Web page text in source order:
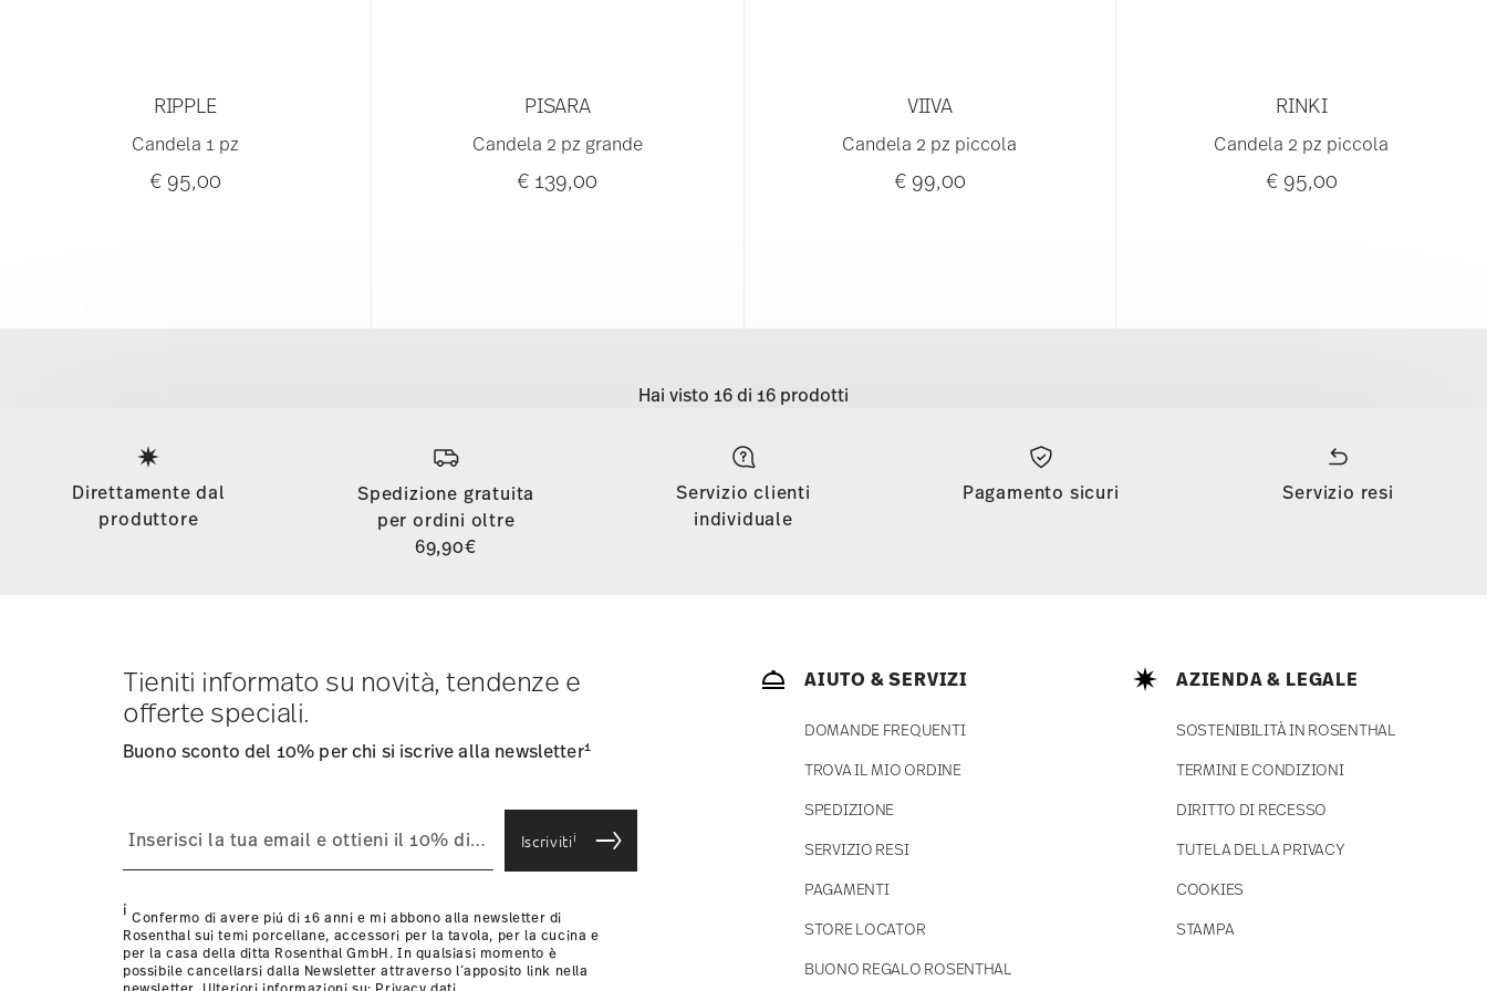
RIPPLE
Candela 1 pz
€ 95,00
PISARA
Candela 2 pz grande
€ 139,00
VIIVA
Candela 2 pz piccola
€ 99,00
RINKI
Candela 2 pz piccola
€ 95,00
Hai visto 16 di 16 prodotti
Direttamente dal
produttore
Spedizione gratuita
per ordini oltre
69,90€
Servizio clienti
individuale
Pagamento sicuri Servizio resi
Tieniti informato su novità, tendenze e
offerte speciali.
Buono sconto del 10% per chi si iscrive alla newsletter1
Iscrivitii
i Confermo di avere piú di 16 anni e mi abbono alla newsletter di
Rosenthal sui temi porcellane, accessori per la tavola, per la cucina e
per la casa della ditta Rosenthal GmbH. In qualsiasi momento è
possibile cancellarsi dalla Newsletter attraverso l´apposito link nella
AIUTO & SERVIZI
DOMANDE FREQUENTI
TROVA IL MIO ORDINE
SPEDIZIONE
SERVIZIO RESI
PAGAMENTI
STORE LOCATOR
BUONO REGALO ROSENTHAL
AZIENDA & LEGALE
SOSTENIBILITÀ IN ROSENTHAL
TERMINI E CONDIZIONI
DIRITTO DI RECESSO
TUTELA DELLA PRIVACY
COOKIES
STAMPA